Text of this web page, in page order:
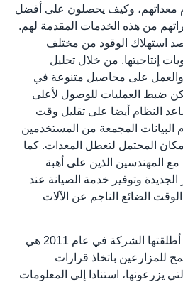
معداتهم، وكيف يحصلون على أفضل
من هذه الخدمات المقدمة لهم.
استهلاك الوقود من مختلف
إنتاجيتها. من خلال تحليل
والعمل على محاصيل متنوعة في
ضبط العمليات للوصول لأعلى
النظام أيضا على تقليل وقت
البيانات المجمعة من المستخدمين
المحتمل لتعطل المعدات. كما
المهندسين الذين على أهبة
الجديدة وتوفير خدمة الصيانة عند
الوقت الضائع الناجم عن الآلات
ومن الخدمات الأخرى التي أطلقتها الشركة في عام 2011 هي
للمزارعين باتخاذ قرارات
يزرعونها، استنادا إلى المعلومات